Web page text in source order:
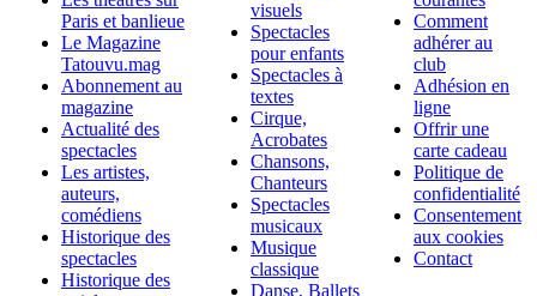
Paris et banlieue
Le Magazine
Tatouvu.mag
Abonnement au
magazine
Actualité des
spectacles
Les artistes,
auteurs,
comédiens
Historique des
spectacles
Historique des
visuels
Spectacles
pour enfants
Spectacles à
textes
Cirque,
Acrobates
Chansons,
Chanteurs
Spectacles
musicaux
Musique
classique
Danse, Ballets
Comment
adhérer au
club
Adhésion en
ligne
Offrir une
carte cadeau
Politique de
confidentialité
Consentement
aux cookies
Contact